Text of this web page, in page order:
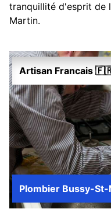
tranquillité d'esprit de
Martin.
Artisan Francais
Plombier Bussy-